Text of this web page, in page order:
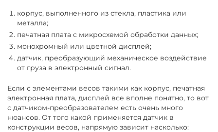
корпус, выполненного из стекла, пластика или
металла;
печатная плата с микросхемой обработки данных;
монохромный или цветной дисплей;
датчик, преобразующий механическое воздействие
от груза в электронный сигнал.
Если с элементами весов такими как корпус, печатная
электронная плата, дисплей все вполне понятно, то вот
с датчиком-преобразователем есть очень много
нюансов. От того какой применяется датчик в
конструкции весов, напрямую зависит насколько: